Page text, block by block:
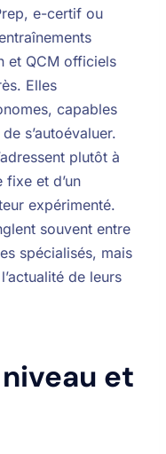
e-certif ou
et QCM officiels
Elles
capables
s’autoévaluer.
plutôt à
fixe et d’un
expérimenté.
souvent entre
spécialisés, mais
de leurs
et